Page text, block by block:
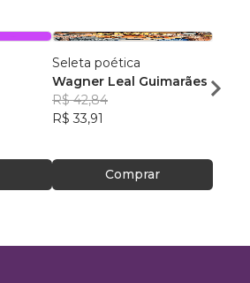
Seleta poética
Wagner Leal Guimarães
R$ 42,84
R$ 33,91
Comprar
ainda
Carla